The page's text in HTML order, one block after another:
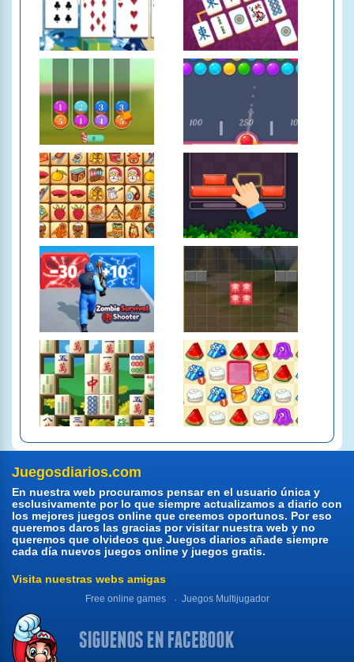
Juegosdiarios.com
En nuestra web procuramos pensar en el usuario única y
esclusivamente por lo que siempre actualizamos a diario con
los mejores juegos online que creemos oportunos. Por eso
queremos daros las gracias por visitar nuestra web y no
queremos que olvideos que Juegos diarios añade siempre
cada día nuevos juegos online y juegos gratis.
Visita nuestras webs amigas
Free online games Juegos Multijugador